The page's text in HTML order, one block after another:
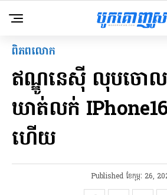
ពិភពលោក
ឥណ្ឌូនេស៊ី លុបចោល
ឃាត់លក់​ IPhone16
ហើយ
Published ខែ​កុម្ភៈ 26,